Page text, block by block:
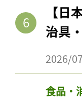
【日
治具
2026/
食品・